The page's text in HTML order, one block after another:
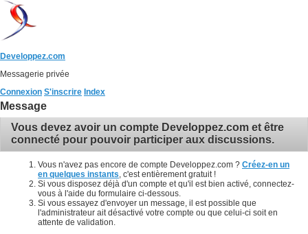
Developpez.com
Messagerie privée
Connexion S'inscrire Index
Message
Vous devez avoir un compte Developpez.com et être
connecté pour pouvoir participer aux discussions.
Vous n'avez pas encore de compte Developpez.com ? Créez-en un
en quelques instants , c'est entièrement gratuit !
Si vous disposez déjà d'un compte et qu'il est bien activé, connectez-
vous à l'aide du formulaire ci-dessous.
Si vous essayez d'envoyer un message, il est possible que
l'administrateur ait désactivé votre compte ou que celui-ci soit en
attente de validation.